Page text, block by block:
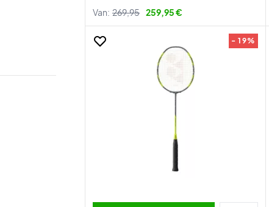
Van: 269,95 259,95 €
- 19%